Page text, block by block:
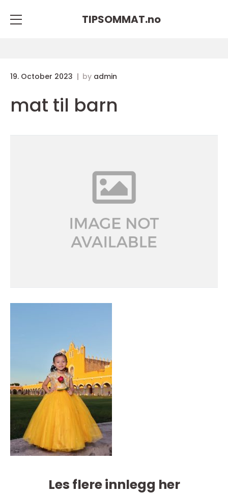
TIPSOMMAT.no
19. October 2023 by admin
mat til barn
Les flere innlegg her